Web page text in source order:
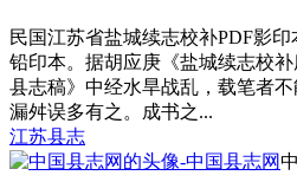
民国江苏省盐城续志校补PDF影
铅印本。据胡应庚《盐城续志校
县志稿》中经水旱战乱，载笔者
漏舛误多有之。成书之...
江苏县志